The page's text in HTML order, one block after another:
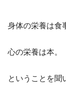
身体の栄養は食
心の栄養は本。
ということを聞